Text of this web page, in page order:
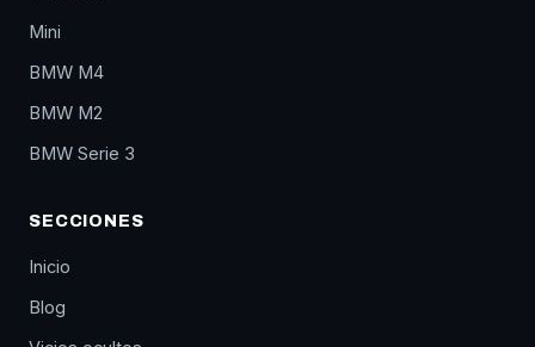
Mini
BMW M4
BMW M2
BMW Serie 3
SECCIONES
Inicio
Blog